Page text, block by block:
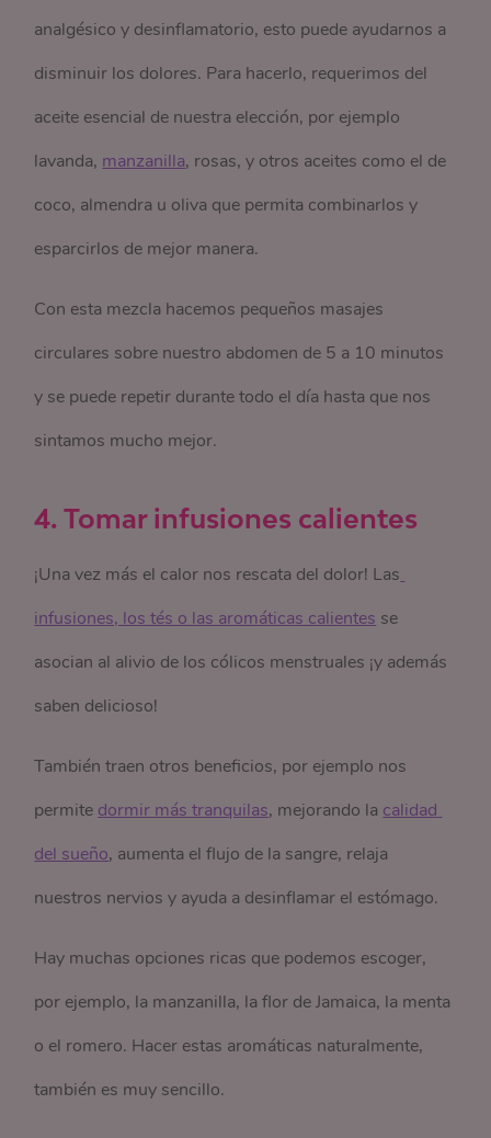
analgésico y desinflamatorio, esto puede ayudarnos a
disminuir los dolores. Para hacerlo, requerimos del
aceite esencial de nuestra elección, por ejemplo
lavanda, manzanilla, rosas, y otros aceites como el de
coco, almendra u oliva que permita combinarlos y
esparcirlos de mejor manera.
Con esta mezcla hacemos pequeños masajes
circulares sobre nuestro abdomen de 5 a 10 minutos
y se puede repetir durante todo el día hasta que nos
sintamos mucho mejor.
4. Tomar infusiones calientes
¡Una vez más el calor nos rescata del dolor! Las
infusiones, los tés o las aromáticas calientes se
asocian al alivio de los cólicos menstruales ¡y además
saben delicioso!
También traen otros beneficios, por ejemplo nos
permite dormir más tranquilas, mejorando la calidad
del sueño, aumenta el flujo de la sangre, relaja
nuestros nervios y ayuda a desinflamar el estómago.
Hay muchas opciones ricas que podemos escoger,
por ejemplo, la manzanilla, la flor de Jamaica, la menta
o el romero. Hacer estas aromáticas naturalmente,
también es muy sencillo.